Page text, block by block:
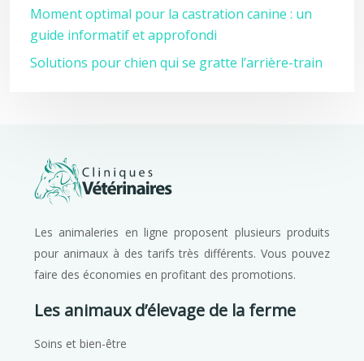
Moment optimal pour la castration canine : un
guide informatif et approfondi
Solutions pour chien qui se gratte l’arrière-train
Les animaleries en ligne proposent plusieurs produits
pour animaux à des tarifs très différents. Vous pouvez
faire des économies en profitant des promotions.
Les animaux d’élevage de la ferme
Soins et bien-être